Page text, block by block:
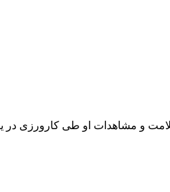
و مشاهدات او طی کارورزی در